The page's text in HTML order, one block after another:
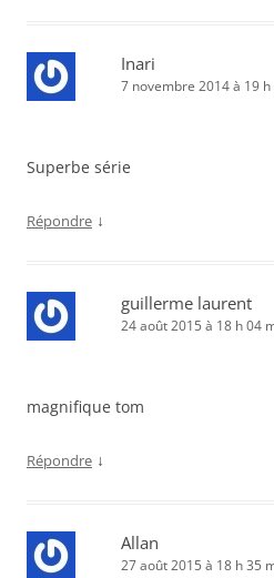
Inari
7 novembre 2014 à 19
Superbe série
Répondre ↓
guillerme laurent
24 août 2015 à 18 h 04
magnifique tom
Répondre ↓
Allan
27 août 2015 à 18 h 35